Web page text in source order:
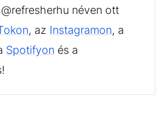
néven ott
, az Instagramon, a
Spotifyon és a